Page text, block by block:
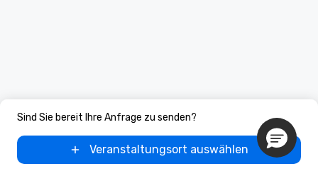
Sind Sie bereit Ihre Anfrage zu senden?
Veranstaltungsort auswählen